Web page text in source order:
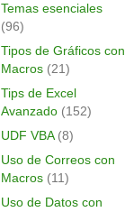
Temas esenciales
(96)
Tipos de Gráficos con
Macros(21)
Tips de Excel
Avanzado(152)
UDF VBA(8)
Uso de Correos con
Macros(11)
Uso de Datos con